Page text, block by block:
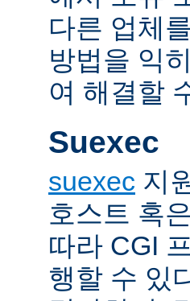
다른 업체
방법을 익
여 해결할
Suexec
suexec 지
호스트 혹
따라 CGI
행할 수 있